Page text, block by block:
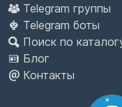
Telegram группы
Telegram боты
Поиск по
Блог
Контакты